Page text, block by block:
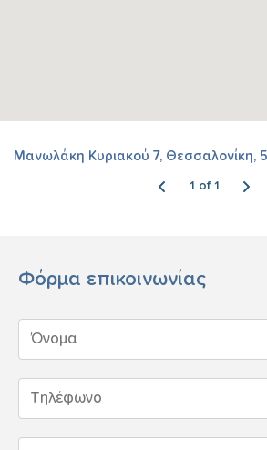
Μανωλάκη Κυριακού 7, Θεσσαλονίκη,
1 of 1
Φόρμα επικοινωνίας